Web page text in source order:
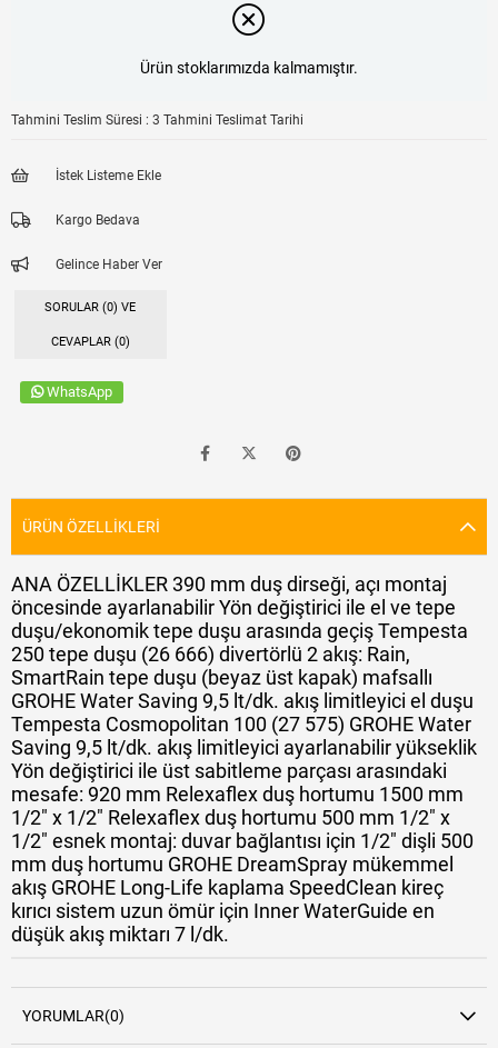
Ürün stoklarımızda kalmamıştır.
Tahmini Teslim Süresi : 3 Tahmini Teslimat Tarihi
İstek Listeme Ekle
Kargo Bedava
Gelince Haber Ver
SORULAR (0) VE
CEVAPLAR (0)
WhatsApp
ÜRÜN ÖZELLIKLERI
ANA ÖZELLİKLER 390 mm duş dirseği, açı montaj
öncesinde ayarlanabilir Yön değiştirici ile el ve tepe
duşu/ekonomik tepe duşu arasında geçiş Tempesta
250 tepe duşu (26 666) divertörlü 2 akış: Rain,
SmartRain tepe duşu (beyaz üst kapak) mafsallı
GROHE Water Saving 9,5 lt/dk. akış limitleyici el duşu
Tempesta Cosmopolitan 100 (27 575) GROHE Water
Saving 9,5 lt/dk. akış limitleyici ayarlanabilir yükseklik
Yön değiştirici ile üst sabitleme parçası arasındaki
mesafe: 920 mm Relexaflex duş hortumu 1500 mm
1/2" x 1/2" Relexaflex duş hortumu 500 mm 1/2" x
1/2" esnek montaj: duvar bağlantısı için 1/2" dişli 500
mm duş hortumu GROHE DreamSpray mükemmel
akış GROHE Long-Life kaplama SpeedClean kireç
kırıcı sistem uzun ömür için Inner WaterGuide en
düşük akış miktarı 7 l/dk.
YORUMLAR(0)